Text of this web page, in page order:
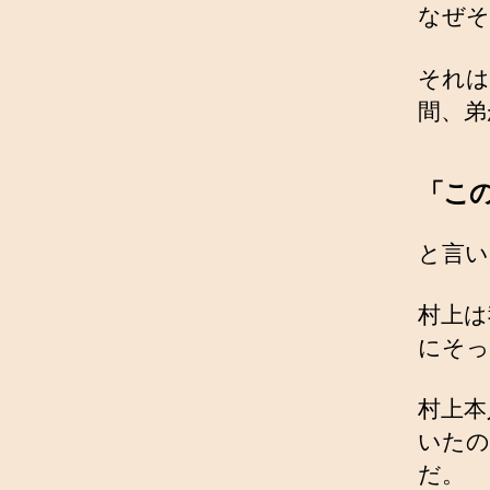
なぜ
それ
間、
「こ
と言
村上
にそ
村上
いた
だ。